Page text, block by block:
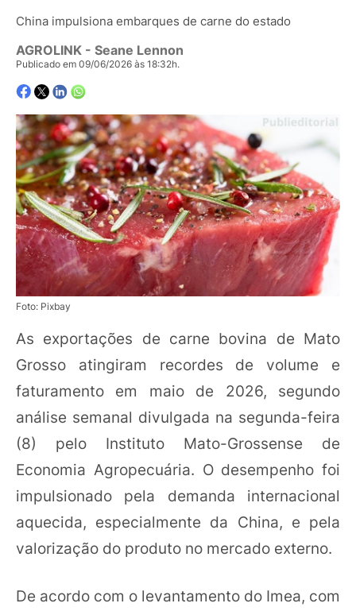
China impulsiona embarques de carne do estado
AGROLINK - Seane Lennon
Publicado em 09/06/2026 às 18:32h.
Foto: Pixbay
As exportações de carne bovina de Mato
Grosso atingiram recordes de volume e
faturamento em maio de 2026, segundo
análise semanal divulgada na segunda-feira
(8) pelo Instituto Mato-Grossense de
Economia Agropecuária. O desempenho foi
impulsionado pela demanda internacional
aquecida, especialmente da China, e pela
valorização do produto no mercado externo.
De acordo com o levantamento do Imea, com